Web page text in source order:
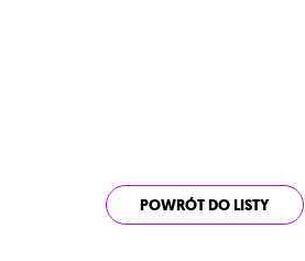
POWRÓT DO LISTY